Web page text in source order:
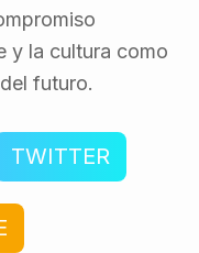
y la cultura como
futuro.
TWITTER